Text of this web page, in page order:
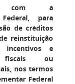
com a
para
de créditos
reinstituição
incentivos e
fiscais ou
nos termos
Federal